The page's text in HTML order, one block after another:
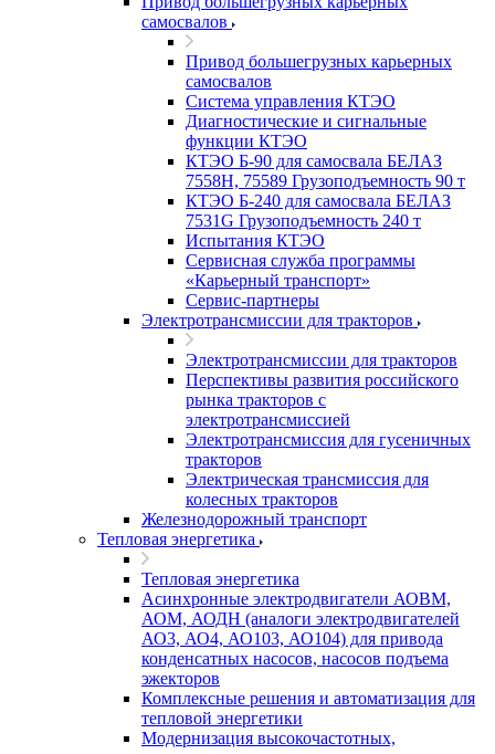
самосвалов
Привод большегрузных карьерных
самосвалов
Система управления КТЭО
Диагностические и сигнальные
функции КТЭО
КТЭО Б-90 для самосвала БЕЛАЗ
7558H, 75589 Грузоподъемность 90 т
КТЭО Б-240 для самосвала БЕЛАЗ
7531G Грузоподъемность 240 т
Испытания КТЭО
Сервисная служба программы
«Карьерный транспорт»
Сервис-партнеры
Электротрансмиссии для тракторов
Электротрансмиссии для тракторов
Перспективы развития российского
рынка тракторов с
электротрансмиссией
Электротрансмиссия для гусеничных
тракторов
Электрическая трансмиссия для
колесных тракторов
Железнодорожный транспорт
Тепловая энергетика
Тепловая энергетика
Асинхронные электродвигатели АОВМ,
АОМ, АОДН (аналоги электродвигателей
АО3, АО4, АО103, АО104) для привода
конденсатных насосов, насосов подъема
эжекторов
Комплексные решения и автоматизация для
тепловой энергетики
Модернизация высокочастотных,